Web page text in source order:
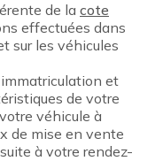
de la cote
effectuées dans
sur les véhicules
et
de votre
véhicule à
de mise en vente
à votre rendez-